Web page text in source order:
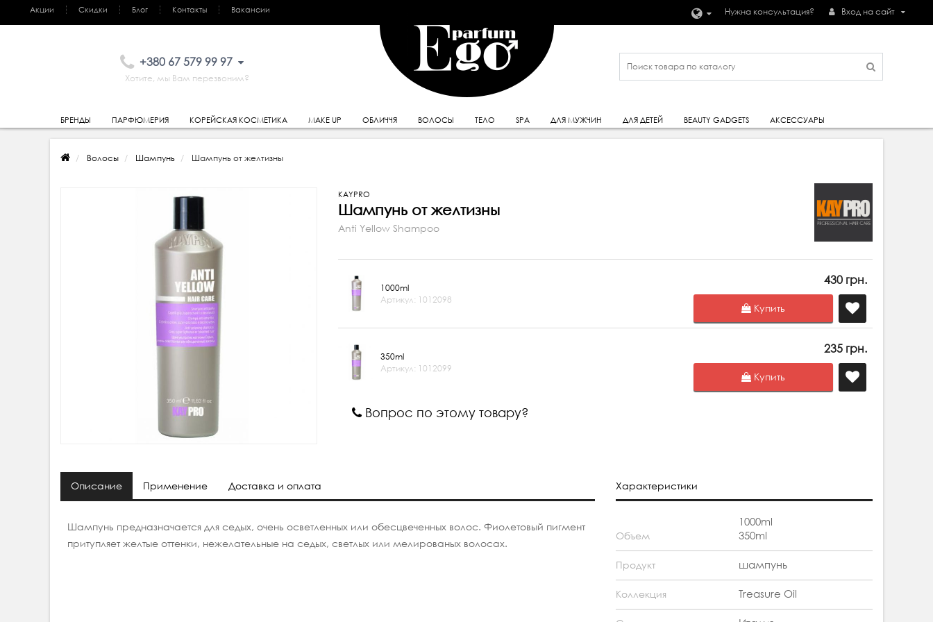
Акции Скидки Блог Контакты Вакансии Нужна консультация? Вход на сайт
+380 67 579 99 97
Хотите, мы Вам перезвоним?
БРЕНДЫ ПАРФЮМЕРИЯ КОРЕЙСКАЯ КОСМЕТИКА MAKE UP ОБЛИЧЧЯ ВОЛОСЫ ТЕЛО SPA ДЛЯ МУЖЧИН ДЛЯ ДЕТЕЙ BEAUTY GADGETS АКСЕССУАРЫ
Волосы Шампунь Шампунь от желтизны
KAYPRO
Шампунь от желтизны
Anti Yellow Shampoo
1000ml
Артикул: 1012098
430 грн.
Купить
350ml
Артикул: 1012099
235 грн.
Купить
Вопрос по этому товару?
Описание Применение Доставка и оплата
Шампунь предназначается для седых, очень осветленных или обесцвеченных волос. Фиолетовый пигмент
притупляет желтые оттенки, нежелательные на седых, светлых или мелированых волосах.
Характеристики
Объем
1000ml
350ml
Продукт шампунь
Коллекция Treasure Oil